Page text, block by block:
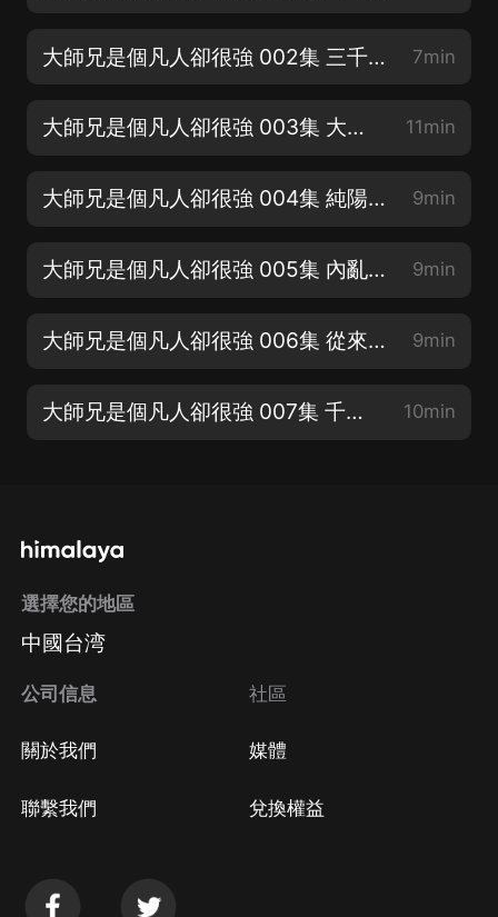
大師兄是個凡人卻很強 002集 三千年出一個李道子（下） —歡迎推薦+點讚 7min
大師兄是個凡人卻很強 003集 大師兄是個美食家 —歡迎推薦+點讚 11min
大師兄是個凡人卻很強 004集 純陽師兄的怨念 —歡迎推薦+點讚 9min
大師兄是個凡人卻很強 005集 內亂莫名其妙得結束了 —歡迎推薦+點讚 9min
大師兄是個凡人卻很強 006集 從來没靈驗過的大劫 9min
大師兄是個凡人卻很強 007集 千變小魔女 10min
選擇您的地區
中國台湾
公司信息
關於我們
聯繫我們
社區
媒體
兌換權益